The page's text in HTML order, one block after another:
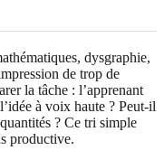
dysgraphie,
de trop de
la tâche : l’apprenant
à voix haute ? Peut-il
? Ce tri simple
productive.